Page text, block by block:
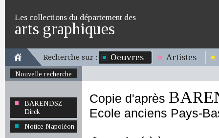
Les collections du département des
arts graphiques
Recherche sur : Oeuvres Artistes
Nouvelle recherche
BARENDSZ
Dirck
Notice Napoléon
Copie d'après
Ecole anciens Pays-